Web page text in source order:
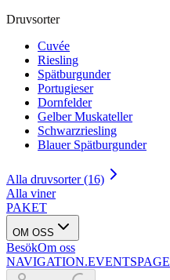
Druvsorter
Cuvée
Riesling
Spätburgunder
Portugieser
Dornfelder
Gelber Muskateller
Schwarzriesling
Blauer Spätburgunder
Alla druvsorter (16)
Alla viner
PAKET
OM OSS
BesökOm oss
NAVIGATION.EVENTSPAGE